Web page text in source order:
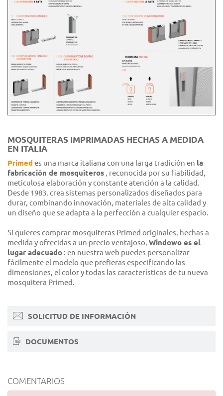
MOSQUITERAS IMPRIMADAS HECHAS A MEDIDA
EN ITALIA
Primed es una marca italiana con una larga tradición en la
fabricación de mosquiteros , reconocida por su fiabilidad,
meticulosa elaboración y constante atención a la calidad.
Desde 1983, crea sistemas personalizados diseñados para
durar, combinando innovación, materiales de alta calidad y
un diseño que se adapta a la perfección a cualquier espacio.
Si quieres comprar mosquiteras Primed originales, hechas a
medida y ofrecidas a un precio ventajoso, Windowo es el
lugar adecuado : en nuestra web puedes personalizar
fácilmente el modelo que prefieras especificando las
dimensiones, el color y todas las características de tu nueva
mosquitera Primed.
SOLICITUD DE INFORMACIÓN
DOCUMENTOS
COMENTARIOS